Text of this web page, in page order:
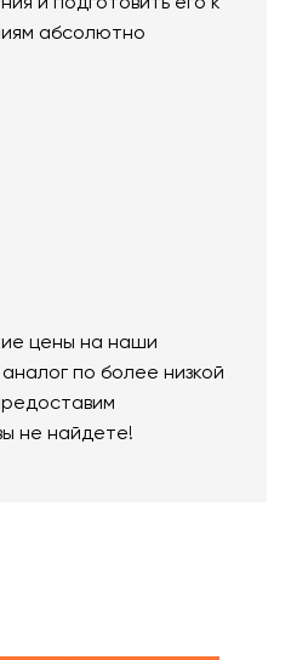
абсолютно
цены на наши
по более низкой
не найдете!